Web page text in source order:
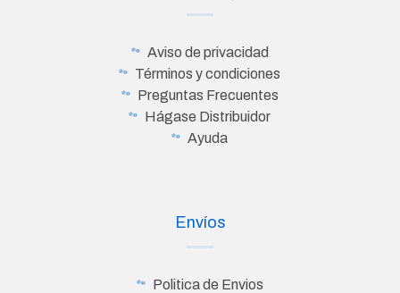
Aviso de privacidad
Términos y condiciones
Preguntas Frecuentes
Hágase Distribuidor
Ayuda
Envíos
Politica de Envios